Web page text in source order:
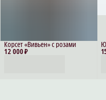
12 000 ₽
Корсет «Вивьен» с розами